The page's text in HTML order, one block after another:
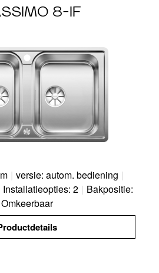
8-IF
| versie: autom. bediening |
Installatieopties: 2 | Bakpositie:
Omkeerbaar